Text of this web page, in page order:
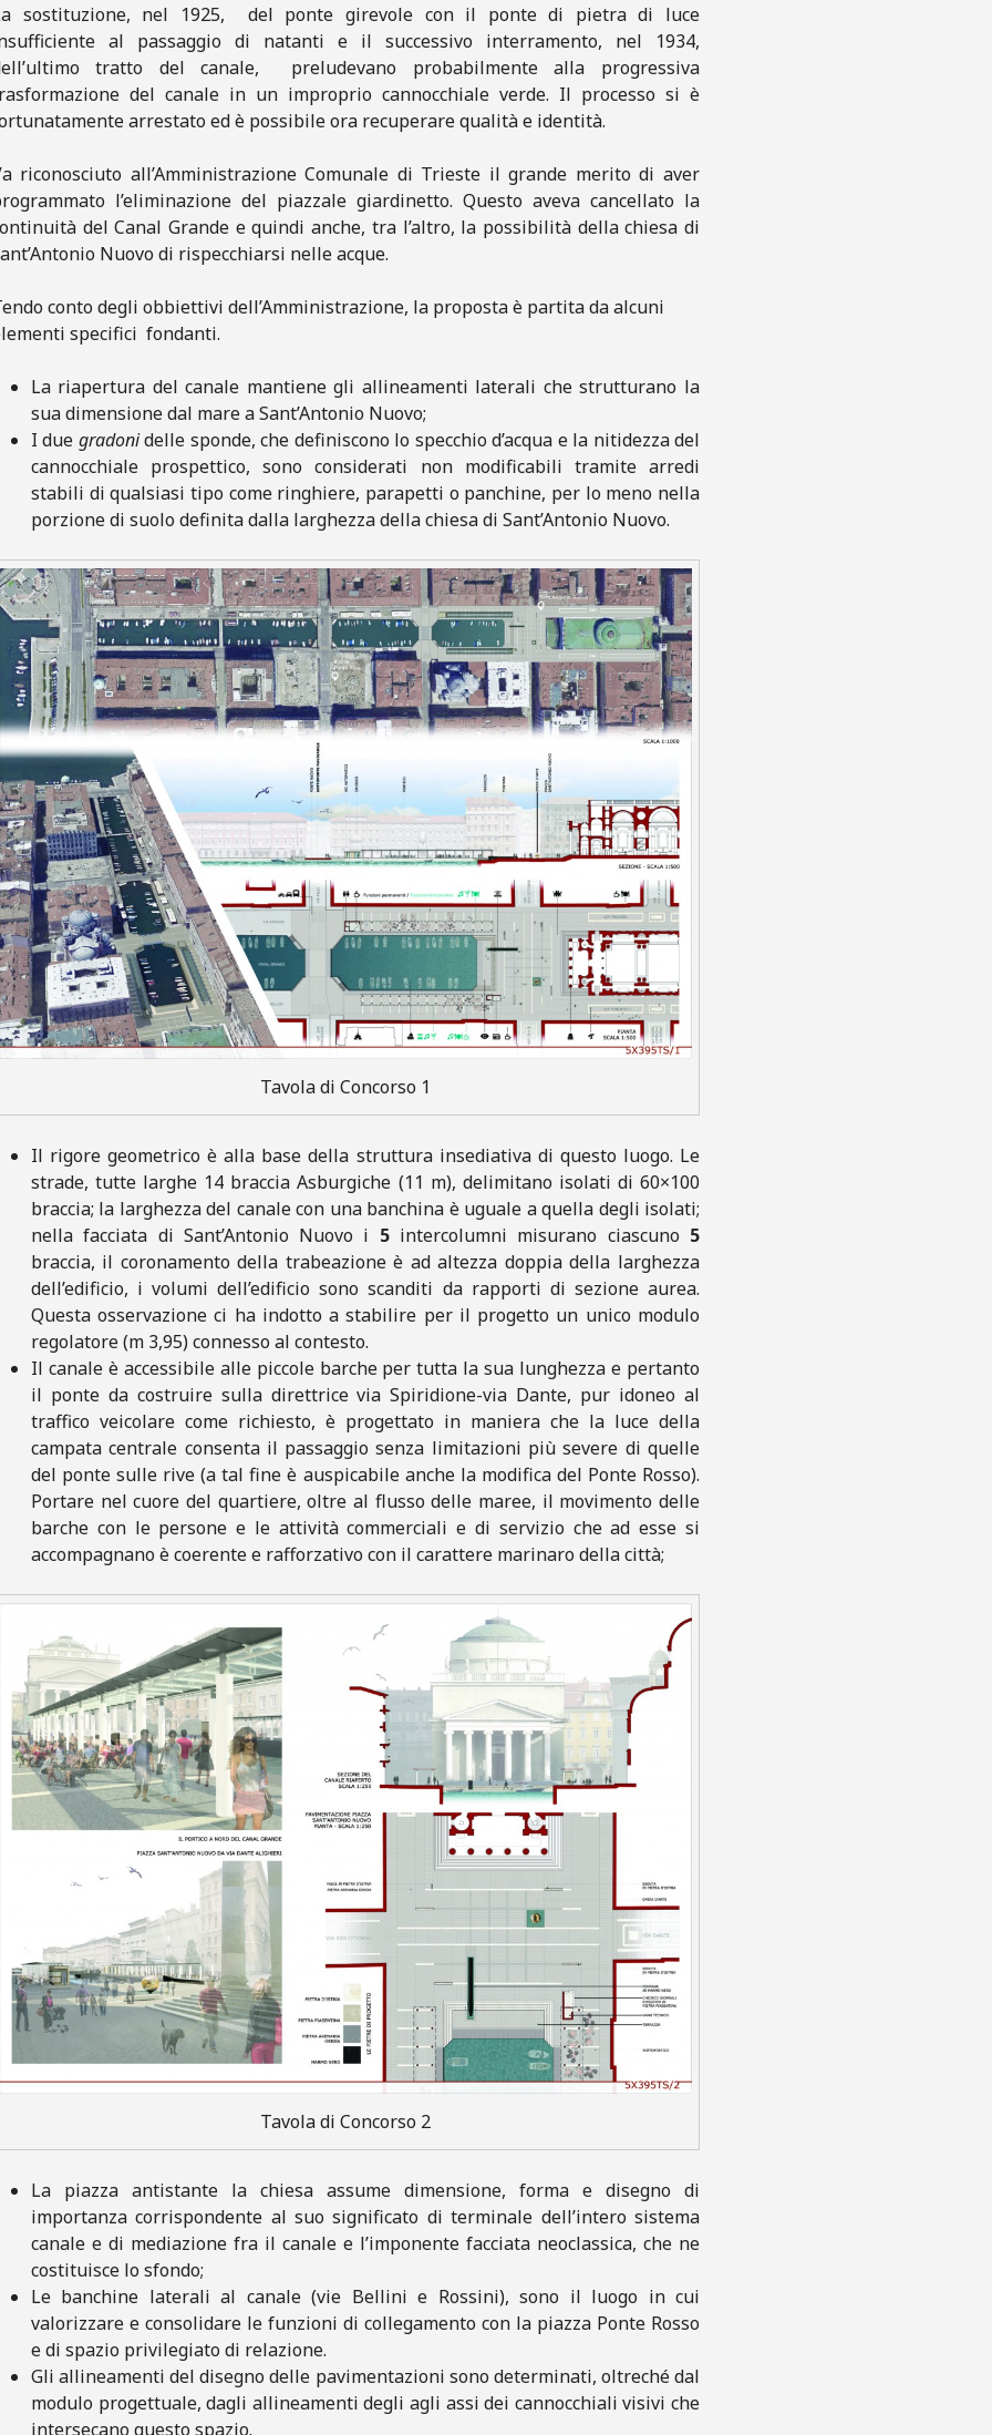
sostituzione, nel 1925, del ponte girevole con il ponte di pietra di luce
al passaggio di natanti e il successivo interramento, nel 1934,
tratto del canale, preludevano probabilmente alla progressiva
del canale in un improprio cannocchiale verde. Il processo si è
arrestato ed è possibile ora recuperare qualità e identità.
riconosciuto all’Amministrazione Comunale di Trieste il grande merito di aver
l’eliminazione del piazzale giardinetto. Questo aveva cancellato la
del Canal Grande e quindi anche, tra l’altro, la possibilità della chiesa di
Nuovo di rispecchiarsi nelle acque.
conto degli obbiettivi dell’Amministrazione, la proposta è partita da alcuni
specifici fondanti.
La riapertura del canale mantiene gli allineamenti laterali che strutturano la
sua dimensione dal mare a Sant’Antonio Nuovo;
I due gradonidelle sponde, che definiscono lo specchio d’acqua e la nitidezza del
cannocchiale prospettico, sono considerati non modificabili tramite arredi
stabili di qualsiasi tipo come ringhiere, parapetti o panchine, per lo meno nella
porzione di suolo definita dalla larghezza della chiesa di Sant’Antonio Nuovo.
Tavola di Concorso 1
Il rigore geometrico è alla base della struttura insediativa di questo luogo. Le
strade, tutte larghe 14 braccia Asburgiche (11 m), delimitano isolati di 60×100
braccia; la larghezza del canale con una banchina è uguale a quella degli isolati;
nella facciata di Sant’Antonio Nuovo i 5 intercolumni misurano ciascuno 5
braccia, il coronamento della trabeazione è ad altezza doppia della larghezza
dell’edificio, i volumi dell’edificio sono scanditi da rapporti di sezione aurea.
Questa osservazione ci ha indotto a stabilire per il progetto un unico modulo
regolatore (m 3,95) connesso al contesto.
Il canale è accessibile alle piccole barche per tutta la sua lunghezza e pertanto
il ponte da costruire sulla direttrice via Spiridione-via Dante, pur idoneo al
traffico veicolare come richiesto, è progettato in maniera che la luce della
campata centrale consenta il passaggio senza limitazioni più severe di quelle
del ponte sulle rive (a tal fine è auspicabile anche la modifica del Ponte Rosso).
Portare nel cuore del quartiere, oltre al flusso delle maree, il movimento delle
barche con le persone e le attività commerciali e di servizio che ad esse si
accompagnano è coerente e rafforzativo con il carattere marinaro della città;
Tavola di Concorso 2
La piazza antistante la chiesa assume dimensione, forma e disegno di
importanza corrispondente al suo significato di terminale dell’intero sistema
canale e di mediazione fra il canale e l’imponente facciata neoclassica, che ne
costituisce lo sfondo;
Le banchine laterali al canale (vie Bellini e Rossini), sono il luogo in cui
valorizzare e consolidare le funzioni di collegamento con la piazza Ponte Rosso
e di spazio privilegiato di relazione.
Gli allineamenti del disegno delle pavimentazioni sono determinati, oltreché dal
modulo progettuale, dagli allineamenti degli agli assi dei cannocchiali visivi che
intersecano questo spazio.